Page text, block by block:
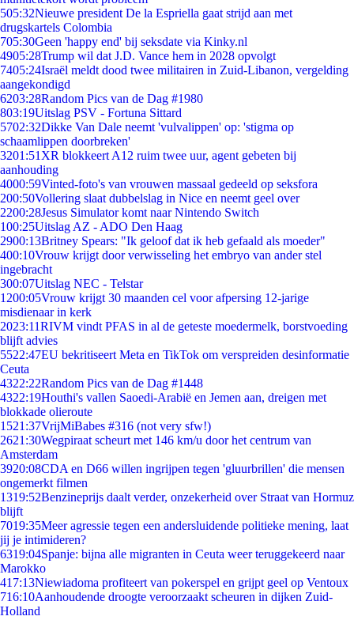
505:32Nieuwe president De la Espriella gaat strijd aan met
drugskartels Colombia
705:30Geen 'happy end' bij seksdate via Kinky.nl
4905:28Trump wil dat J.D. Vance hem in 2028 opvolgt
7405:24Israël meldt dood twee militairen in Zuid-Libanon, vergelding
aangekondigd
6203:28Random Pics van de Dag #1980
803:19Uitslag PSV - Fortuna Sittard
5702:32Dikke Van Dale neemt 'vulvalippen' op: 'stigma op
schaamlippen doorbreken'
3201:51 XR blokkeert A12 ruim twee uur, agent gebeten bij
aanhouding
4000:59Vinted-foto's van vrouwen massaal gedeeld op seksfora
200:50Vollering slaat dubbelslag in Nice en neemt geel over
2200:28Jesus Simulator komt naar Nintendo Switch
100:25Uitslag AZ - ADO Den Haag
2900:13Britney Spears: "Ik geloof dat ik heb gefaald als moeder"
400:10Vrouw krijgt door verwisseling het embryo van ander stel
ingebracht
300:07Uitslag NEC - Telstar
1200:05Vrouw krijgt 30 maanden cel voor afpersing 12-jarige
misdienaar in kerk
2023:11RIVM vindt PFAS in al de geteste moedermelk, borstvoeding
blijft advies
5522:47EU bekritiseert Meta en TikTok om verspreiden desinformatie
Ceuta
4322:22Random Pics van de Dag #1448
4322:19Houthi's vallen Saoedi-Arabië en Jemen aan, dreigen met
blokkade olieroute
1521:37VrijMiBabes #316 (not very sfw!)
2621:30Wegpiraat scheurt met 146 km/u door het centrum van
Amsterdam
3920:08CDA en D66 willen ingrijpen tegen 'gluurbrillen' die mensen
ongemerkt filmen
1319:52Benzineprijs daalt verder, onzekerheid over Straat van Hormuz
blijft
7019:35Meer agressie tegen een andersluidende politieke mening, laat
jij je intimideren?
6319:04Spanje: bijna alle migranten in Ceuta weer teruggekeerd naar
Marokko
417:13Niewiadoma profiteert van pokerspel en grijpt geel op Ventoux
716:10Aanhoudende droogte veroorzaakt scheuren in dijken Zuid-
Holland